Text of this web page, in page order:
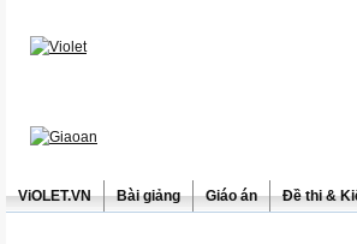
ViOLET.VN Bài giảng Giáo án Đề thi &